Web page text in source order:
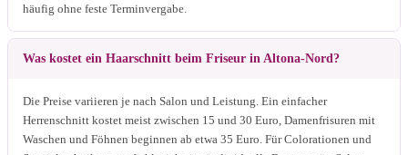
häufig ohne feste Terminvergabe.
Was kostet ein Haarschnitt beim Friseur in Altona-Nord?
Die Preise variieren je nach Salon und Leistung. Ein einfacher
Herrenschnitt kostet meist zwischen 15 und 30 Euro, Damenfrisuren mit
Waschen und Föhnen beginnen ab etwa 35 Euro. Für Colorationen und